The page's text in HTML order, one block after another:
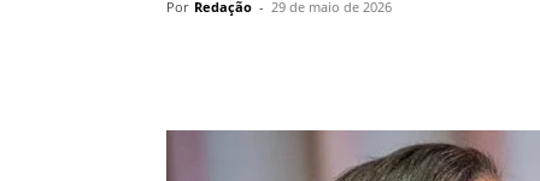
Por Redação - 29 de maio de 2026